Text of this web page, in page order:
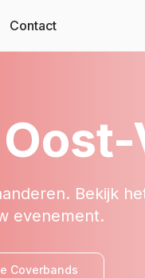
Contact
. Bekijk
evenement.
Coverbands